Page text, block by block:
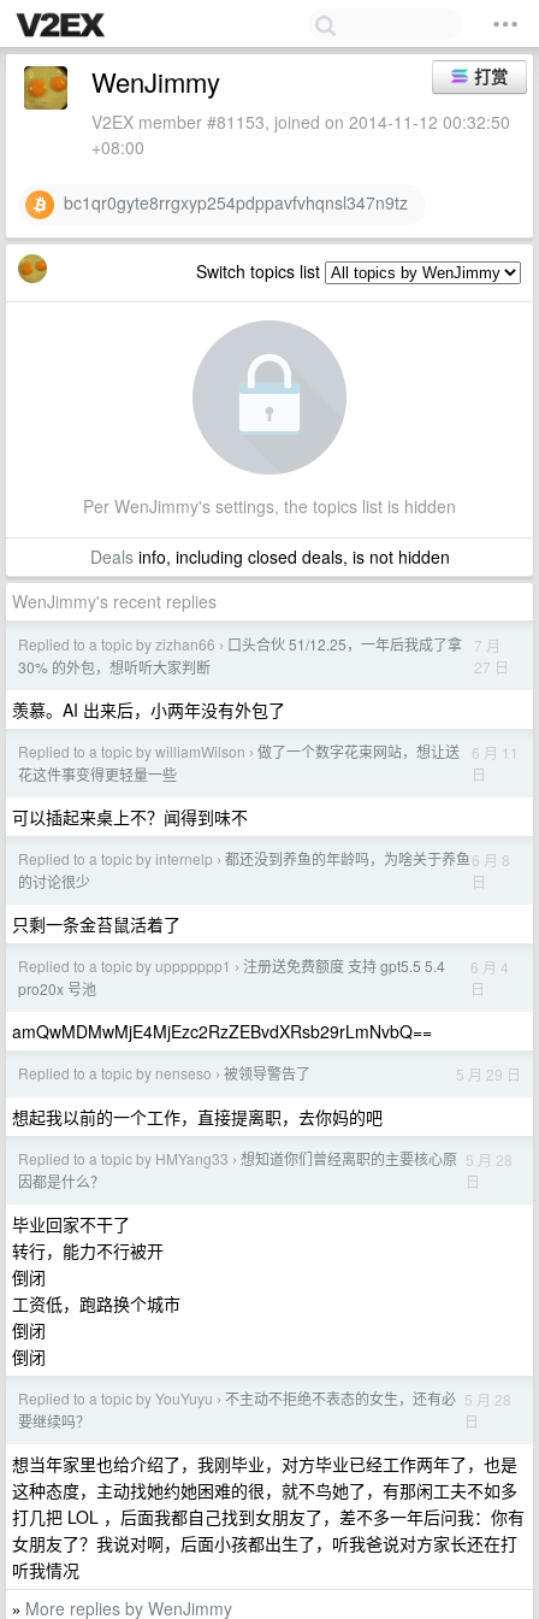
打赏
WenJimmy
V2EX member #81153, joined on 2014-11-12 00:32:50
+08:00
bc1qr0gyte8rrgxyp254pdppavfvhqnsl347n9tz
Switch topics list
Per WenJimmy's settings, the topics list is hidden
Dealsinfo, including closed deals, is not hidden
WenJimmy's recent replies
Replied to a topic by zizhan66 › 口头合伙 51/12.25，一年后我成了拿
30% 的外包，想听听大家判断
7 月
27 日
羡慕。AI 出来后，小两年没有外包了
Replied to a topic by williamWilson › 做了一个数字花束网站，想让送
花这件事变得更轻量一些
6 月 11
日
可以插起来桌上不？闻得到味不
Replied to a topic by internelp › 都还没到养鱼的年龄吗，为啥关于养鱼
的讨论很少
6 月 8
日
只剩一条金苔鼠活着了
Replied to a topic by uppppppp1 › 注册送免费额度 支持 gpt5.5 5.4
pro20x 号池
6 月 4
日
amQwMDMwMjE4MjEzc2RzZEBvdXRsb29rLmNvbQ==
Replied to a topic by nenseso › 被领导警告了 5 月 29 日
想起我以前的一个工作，直接提离职，去你妈的吧
Replied to a topic by HMYang33 › 想知道你们曾经离职的主要核心原
因都是什么？
5 月 28
日
毕业回家不干了
转行，能力不行被开
倒闭
工资低，跑路换个城市
倒闭
倒闭
Replied to a topic by YouYuyu › 不主动不拒绝不表态的女生，还有必
要继续吗？
5 月 28
日
想当年家里也给介绍了，我刚毕业，对方毕业已经工作两年了，也是
这种态度，主动找她约她困难的很，就不鸟她了，有那闲工夫不如多
打几把 LOL ，后面我都自己找到女朋友了，差不多一年后问我：你有
女朋友了？我说对啊，后面小孩都出生了，听我爸说对方家长还在打
听我情况
» More replies by WenJimmy